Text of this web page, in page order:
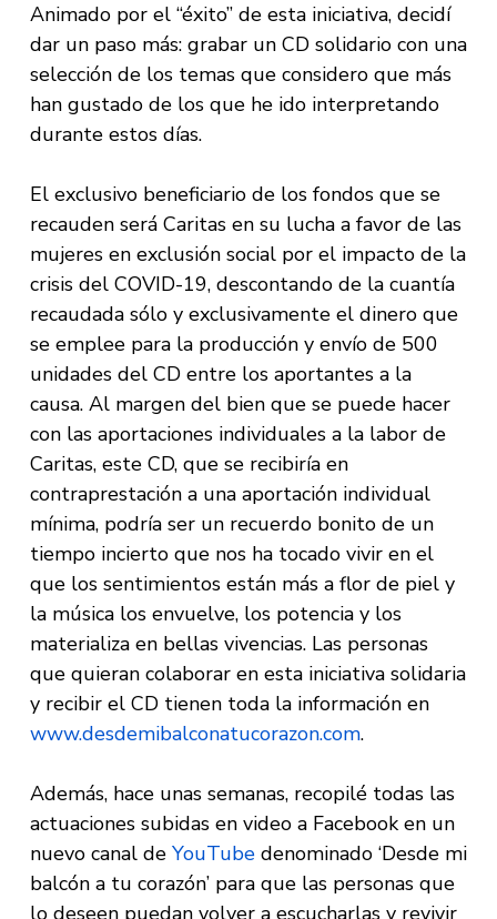
Animado por el “éxito” de esta iniciativa, decidí
dar un paso más: grabar un CD solidario con una
selección de los temas que considero que más
han gustado de los que he ido interpretando
durante estos días.
El exclusivo beneficiario de los fondos que se
recauden será Caritas en su lucha a favor de las
mujeres en exclusión social por el impacto de la
crisis del COVID-19, descontando de la cuantía
recaudada sólo y exclusivamente el dinero que
se emplee para la producción y envío de 500
unidades del CD entre los aportantes a la
causa. Al margen del bien que se puede hacer
con las aportaciones individuales a la labor de
Caritas, este CD, que se recibiría en
contraprestación a una aportación individual
mínima, podría ser un recuerdo bonito de un
tiempo incierto que nos ha tocado vivir en el
que los sentimientos están más a flor de piel y
la música los envuelve, los potencia y los
materializa en bellas vivencias. Las personas
que quieran colaborar en esta iniciativa solidaria
y recibir el CD tienen toda la información en
www.desdemibalconatucorazon.com.
Además, hace unas semanas, recopilé todas las
actuaciones subidas en video a Facebook en un
nuevo canal de YouTubedenominado ‘Desde mi
balcón a tu corazón’ para que las personas que